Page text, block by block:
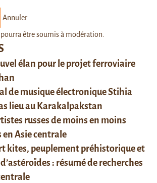
élan pour le projet ferroviaire
de musique électronique Stihia
lieu au Karakalpakstan
russes de moins en moins
en Asie centrale
kites, peuplement préhistorique et
: résumé de recherches
Annuler
être soumis à modération.